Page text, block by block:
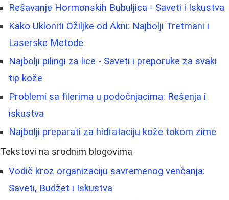
Rešavanje Hormonskih Bubuljica - Saveti i Iskustva
Kako Ukloniti Ožiljke od Akni: Najbolji Tretmani i
Laserske Metode
Najbolji pilingi za lice - Saveti i preporuke za svaki
tip kože
Problemi sa filerima u podočnjacima: Rešenja i
iskustva
Najbolji preparati za hidrataciju kože tokom zime
Tekstovi na srodnim blogovima
Vodič kroz organizaciju savremenog venčanja:
Saveti, Budžet i Iskustva